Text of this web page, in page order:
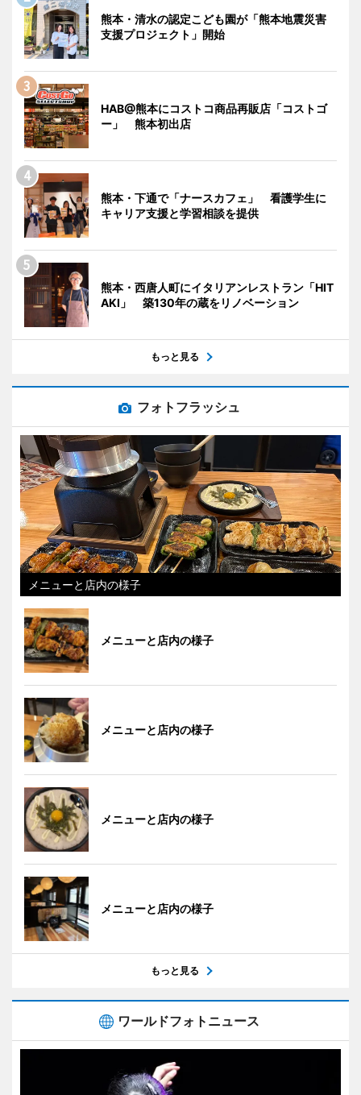
熊本・清水の認定こども園が「熊本地震災害
支援プロジェクト」開始
HAB@熊本にコストコ商品再販店「コストゴ
ー」 熊本初出店
熊本・下通で「ナースカフェ」 看護学生に
キャリア支援と学習相談を提供
熊本・西唐人町にイタリアンレストラン「HIT
AKI」 築130年の蔵をリノベーション
もっと見る
フォトフラッシュ
メニューと店内の様子
メニューと店内の様子
メニューと店内の様子
メニューと店内の様子
メニューと店内の様子
もっと見る
ワールドフォトニュース